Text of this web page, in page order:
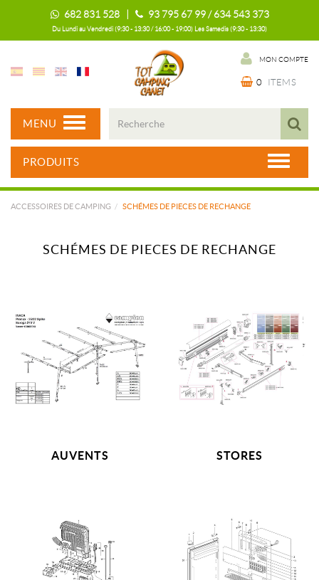
682 831 528 | 93 795 67 99 / 634 543 373
Du Lundi au Vendredi (9:30 - 13:30 / 16:00 - 19:00) Les Samedis (9:30 - 13:30)
MON COMPTE
0 ITEMS
MENU
PRODUITS
ACCESSOIRES DE CAMPING SCHÉMES DE PIECES DE RECHANGE
SCHÉMES DE PIECES DE RECHANGE
AUVENTS STORES